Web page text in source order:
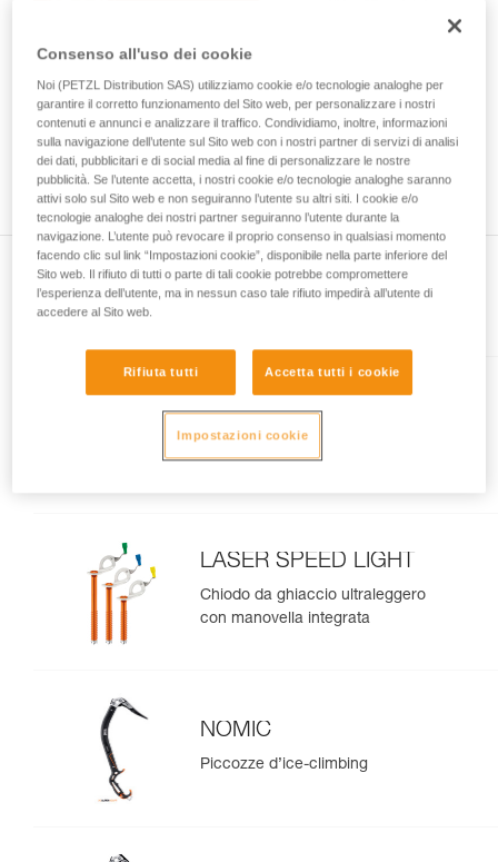
formazione ed un addestramento specifico.
capacità di rifare la manovra, da soli, in piena
sicurezza, prima di riprodurla autonomamente.
Forniamo esempi di tecniche relative alla vostra
attività. Ne possono esistere altre che non
vengono qui descritte.
Presente nell'articolo
LASER
Chiodo da ghiaccio leggero e
performante
LASER SPEED LIGHT
Chiodo da ghiaccio ultraleggero
con manovella integrata
NOMIC
Piccozze d’ice-climbing
Consenso all'uso dei cookie
Noi (PETZL Distribution SAS) utilizziamo cookie e/o tecnologie analoghe per
garantire il corretto funzionamento del Sito web, per personalizzare i nostri
contenuti e annunci e analizzare il traffico. Condividiamo, inoltre, informazioni
sulla navigazione dell’utente sul Sito web con i nostri partner di servizi di analisi
dei dati, pubblicitari e di social media al fine di personalizzare le nostre
pubblicità. Se l’utente accetta, i nostri cookie e/o tecnologie analoghe saranno
attivi solo sul Sito web e non seguiranno l’utente su altri siti. I cookie e/o
tecnologie analoghe dei nostri partner seguiranno l’utente durante la
navigazione. L’utente può revocare il proprio consenso in qualsiasi momento
facendo clic sul link “Impostazioni cookie”, disponibile nella parte inferiore del
Sito web. Il rifiuto di tutti o parte di tali cookie potrebbe compromettere
l’esperienza dell’utente, ma in nessun caso tale rifiuto impedirà all’utente di
accedere al Sito web.
Rifiuta tutti Accetta tutti i cookie
Impostazioni cookie